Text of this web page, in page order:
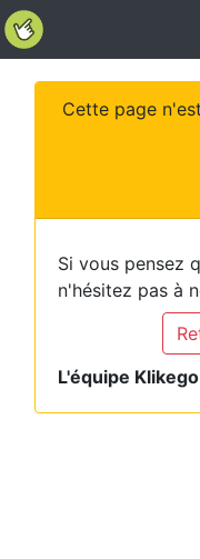
Cette page
Si vous pensez
n'hésitez pas à
L'équipe Klikego